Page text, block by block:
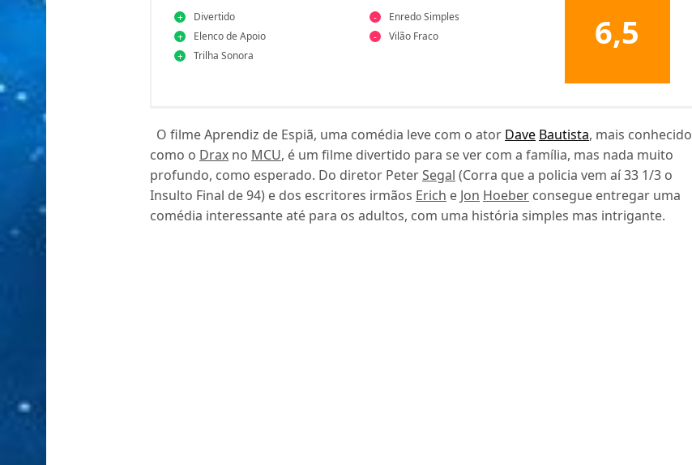
Divertido
Elenco de Apoio
Trilha Sonora
Enredo Simples
Vilão Fraco
6,5
O filme Aprendiz de Espiã, uma comédia leve com o ator Dave Bautista, mais conhecido
como o Drax no MCU, é um filme divertido para se ver com a família, mas nada muito
profundo, como esperado. Do diretor PeterSegal (Corra que a policia vem aí 33 1/3 o
Insulto Final de 94) e dos escritores irmãos Erich e Jon Hoeber consegue entregar uma
comédia interessante até para os adultos, com uma história simples mas intrigante.